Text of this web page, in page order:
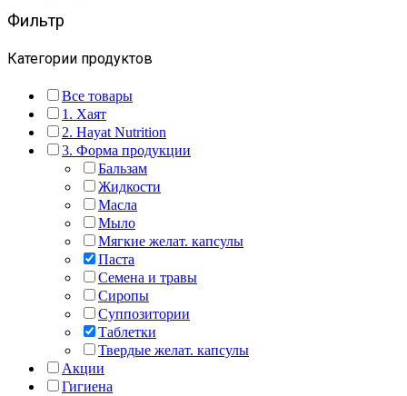
Фильтр
Категории продуктов
Все товары
1. Хаят
2. Hayat Nutrition
3. Форма продукции
Бальзам
Жидкости
Масла
Мыло
Мягкие желат. капсулы
Паста
Семена и травы
Сиропы
Суппозитории
Таблетки
Твердые желат. капсулы
Акции
Гигиена